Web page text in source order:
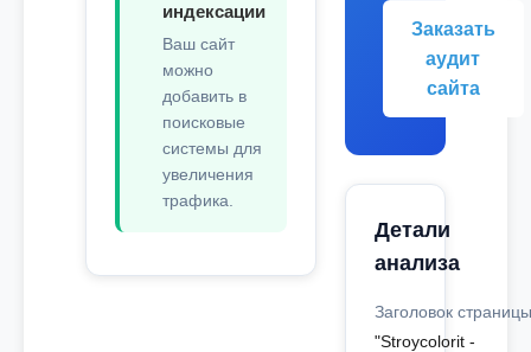
индексации
Ваш сайт
можно
добавить в
поисковые
системы для
увеличения
трафика.
Заказать
аудит
сайта
Детали
анализа
Заголовок страницы
"Stroycolorit -